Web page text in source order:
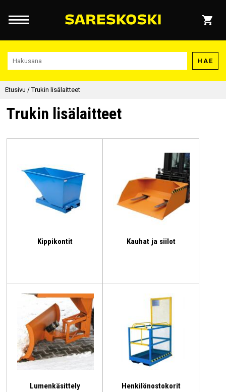
HAE
Etusivu /Trukin lisälaitteet
Trukin lisälaitteet
Kippikontit Kauhat ja siilot
Lumenkäsittely Henkilönostokorit